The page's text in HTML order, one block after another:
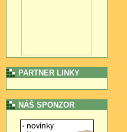
PARTNER LINKY
NÁŠ SPONZOR